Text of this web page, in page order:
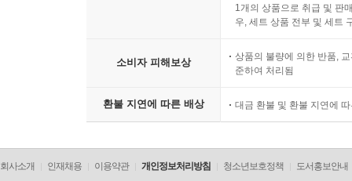
1개의 상품으로 취급 및 판
우, 세트 상품 전부 및 세트
소비자 피해보상
상품의 불량에 의한 반품,
준하여 처리됨
환불 지연에 따른 배상 대금 환불 및 환불 지연에
회사소개 인재채용 이용약관 개인정보처리방침 청소년보호정책 도서홍보안내